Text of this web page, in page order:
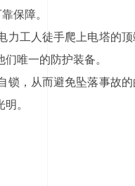
保障。
工人徒手爬上电塔的
唯一的防护装备。
，从而避免坠落事故
。